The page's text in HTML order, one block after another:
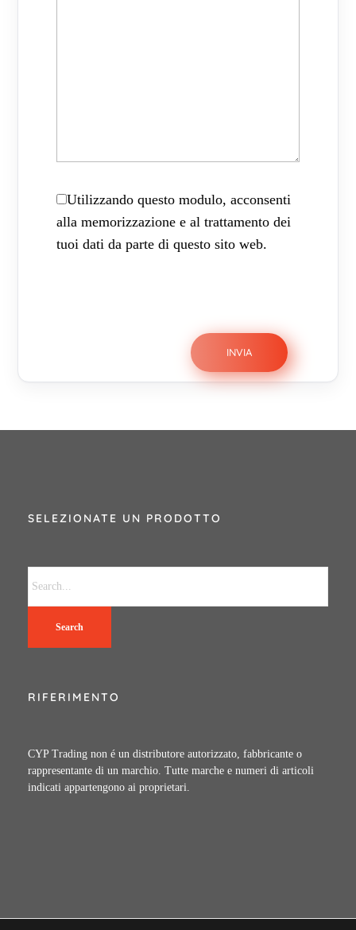
Utilizzando questo modulo, acconsenti
alla memorizzazione e al trattamento dei
tuoi dati da parte di questo sito web.
SELEZIONATE UN PRODOTTO
Search
RIFERIMENTO
CYP Trading non é un distributore autorizzato, fabbricante o
rappresentante di un marchio. Tutte marche e numeri di articoli
indicati appartengono ai proprietari.